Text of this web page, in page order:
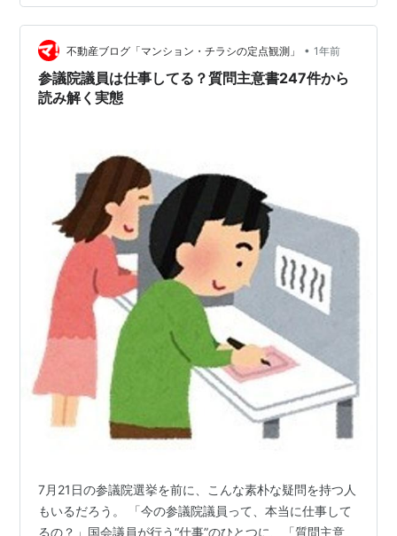
い方は「質疑応答のポイント」と文末の「雑感」のみで
もご一読いただければ幸いである。 質疑応答のポイント
阿久津幸彦 衆議院議員（立憲） 問1：長谷工リフォーム
など、公正取引委員会から立入検査 答1：結果を踏まえ厳
正に対処 問…
不動産ブログ「マンション・チラシの定点観測」 • 1年前
参議院議員は仕事してる？質問主意書247件から
読み解く実態
7月21日の参議院選挙を前に、こんな素朴な疑問を持つ人
もいるだろう。 「今の参議院議員って、本当に仕事して
るの？」国会議員が行う“仕事”のひとつに、「質問主意